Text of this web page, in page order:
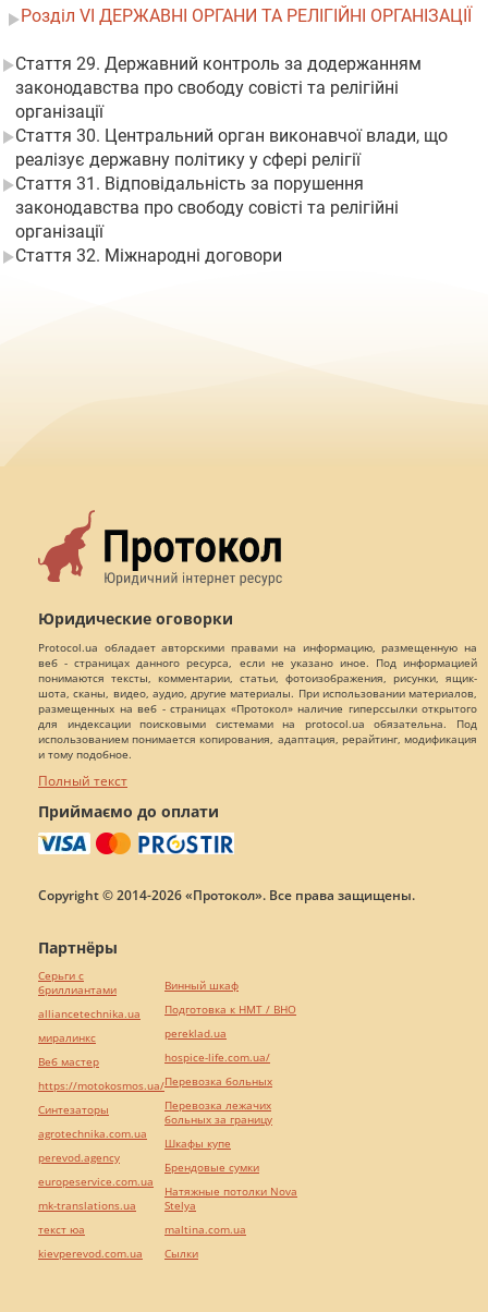
Розділ VI ДЕРЖАВНІ ОРГАНИ ТА РЕЛІГІЙНІ ОРГАНІЗАЦІЇ
Стаття 29. Державний контроль за додержанням
законодавства про свободу совісті та релігійні
організації
Стаття 30. Центральний орган виконавчої влади, що
реалізує державну політику у сфері релігії
Стаття 31. Відповідальність за порушення
законодавства про свободу совісті та релігійні
організації
Стаття 32. Міжнародні договори
Юридические оговорки
Protocol.ua обладает авторскими правами на информацию, размещенную на
веб - страницах данного ресурса, если не указано иное. Под информацией
понимаются тексты, комментарии, статьи, фотоизображения, рисунки, ящик-
шота, сканы, видео, аудио, другие материалы. При использовании материалов,
размещенных на веб - страницах «Протокол» наличие гиперссылки открытого
для индексации поисковыми системами на protocol.ua обязательна. Под
использованием понимается копирования, адаптация, рерайтинг, модификация
и тому подобное.
Полный текст
Приймаємо до оплати
Copyright © 2014-2026 «Протокол». Все права защищены.
Партнёры
Серьги с
бриллиантами
alliancetechnika.ua
миралинкс
Веб мастер
https://motokosmos.ua/
Синтезаторы
agrotechnika.com.ua
perevod.agency
europeservice.com.ua
mk-translations.ua
текст юа
kievperevod.com.ua
Винный шкаф
Подготовка к НМТ / ВНО
pereklad.ua
hospice-life.com.ua/
Перевозка больных
Перевозка лежачих
больных за границу
Шкафы купе
Брендовые сумки
Натяжные потолки Nova
Stelya
maltina.com.ua
Cылки